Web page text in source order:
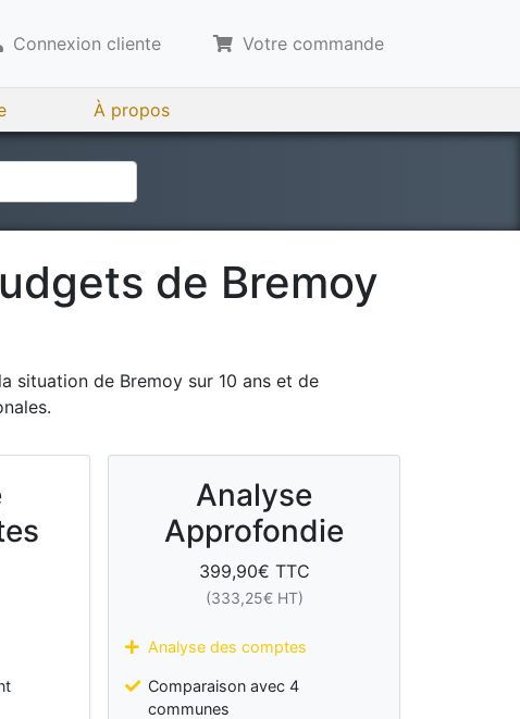
Connexion cliente Votre commande
À propos
de Bremoy
situation de Bremoy sur 10 ans et de
Analyse
Approfondie
399,90€ TTC
(333,25€ HT)
Analyse des comptes
Comparaison avec 4
communes